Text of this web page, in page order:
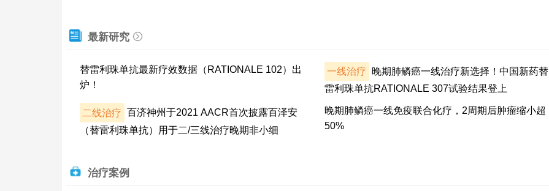
最新研究
替雷利珠单抗最新疗效数据（RATIONALE 102）出
炉！
一线治疗
晚期肺鳞癌一线治疗新选择！中国新药替
雷利珠单抗RATIONALE 307试验结果登上
二线治疗
百济神州于2021 AACR首次披露百泽安
（替雷利珠单抗）用于二/三线治疗晚期非小细
晚期肺鳞癌一线免疫联合化疗，2周期后肿瘤缩小超
50%
治疗案例